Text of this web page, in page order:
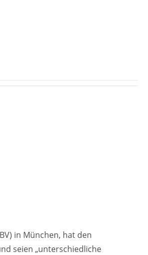
in München, hat den
seien „unterschiedliche